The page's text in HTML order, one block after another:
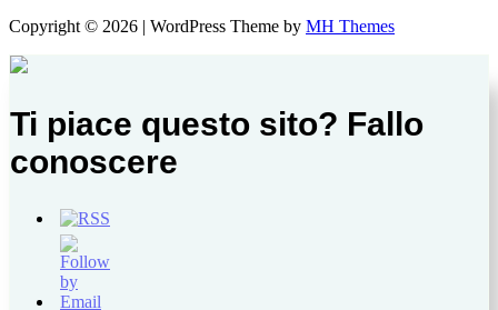
Copyright © 2026 | WordPress Theme by MH Themes
Ti piace questo sito? Fallo
conoscere